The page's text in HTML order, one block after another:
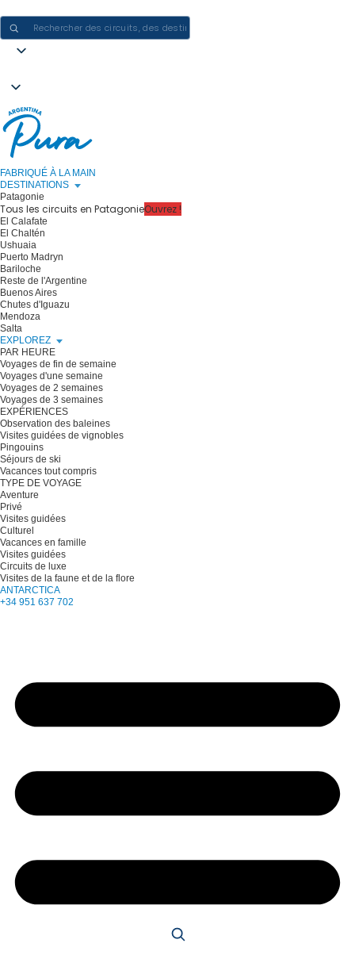
FABRIQUÉ À LA MAIN
DESTINATIONS
Patagonie
Tous les circuits en PatagonieOuvrez !
El Calafate
El Chaltén
Ushuaia
Puerto Madryn
Bariloche
Reste de l'Argentine
Buenos Aires
Chutes d'Iguazu
Mendoza
Salta
EXPLOREZ
PAR HEURE
Voyages de fin de semaine
Voyages d'une semaine
Voyages de 2 semaines
Voyages de 3 semaines
EXPÉRIENCES
Observation des baleines
Visites guidées de vignobles
Pingouins
Séjours de ski
Vacances tout compris
TYPE DE VOYAGE
Aventure
Privé
Visites guidées
Culturel
Vacances en famille
Visites guidées
Circuits de luxe
Visites de la faune et de la flore
ANTARCTICA
+34 951 637 702